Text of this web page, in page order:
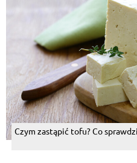
Czym zastąpić tofu? Co